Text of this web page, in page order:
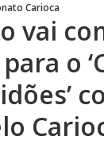
Carioca
vai
o